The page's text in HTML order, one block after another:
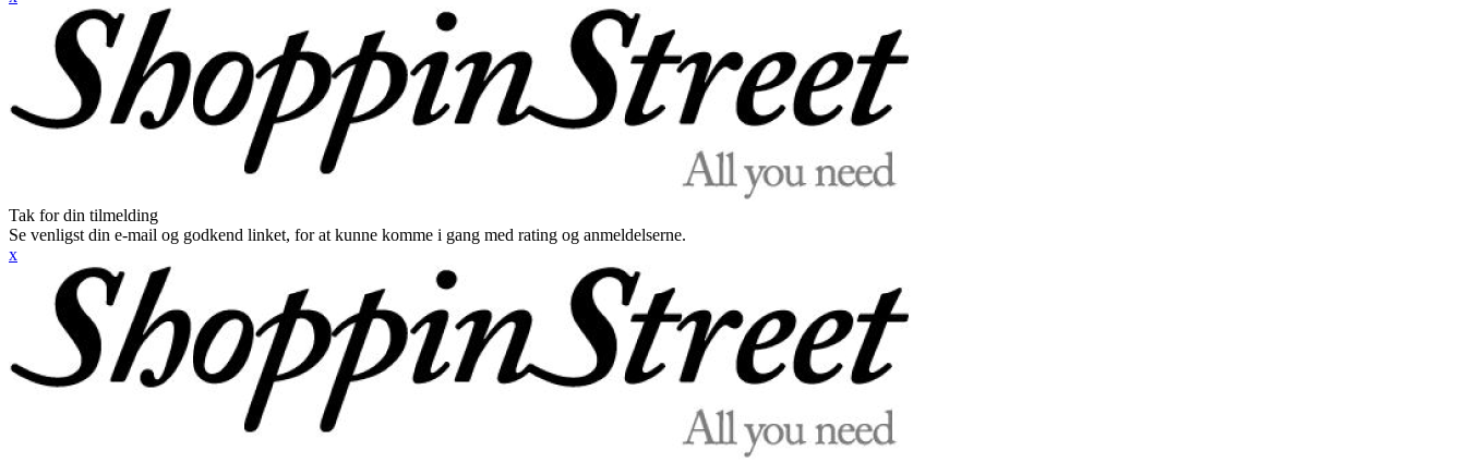
Tak for din tilmelding
Se venligst din e-mail og godkend linket, for at kunne komme i gang med rating og anmeldelserne.
x